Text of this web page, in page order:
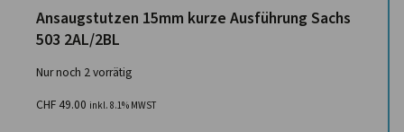
Ansaugstutzen 15mm kurze Ausführung Sachs
503 2AL/2BL
Nur noch 2 vorrätig
CHF 49.00 inkl. 8.1% MWST